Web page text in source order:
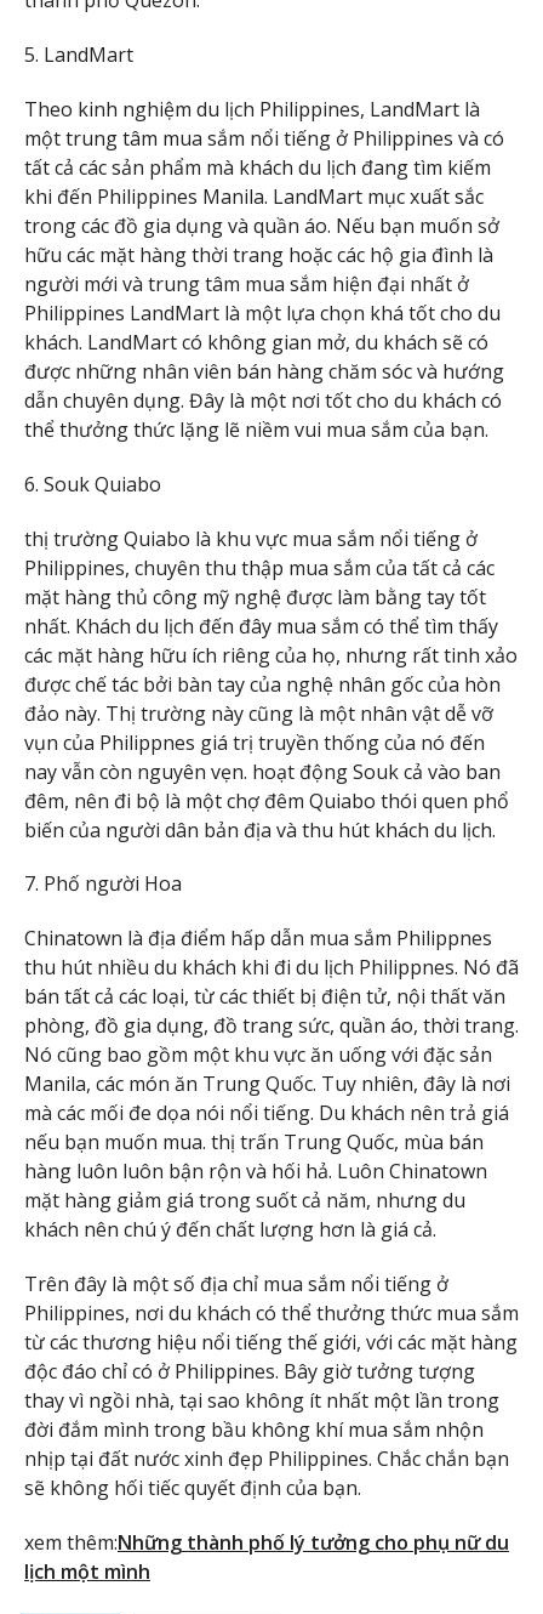
5. LandMart
Theo kinh nghiệm du lịch Philippines, LandMart là
một trung tâm mua sắm nổi tiếng ở Philippines và có
tất cả các sản phẩm mà khách du lịch đang tìm kiếm
khi đến Philippines Manila. LandMart mục xuất sắc
trong các đồ gia dụng và quần áo. Nếu bạn muốn sở
hữu các mặt hàng thời trang hoặc các hộ gia đình là
người mới và trung tâm mua sắm hiện đại nhất ở
Philippines LandMart là một lựa chọn khá tốt cho du
khách. LandMart có không gian mở, du khách sẽ có
được những nhân viên bán hàng chăm sóc và hướng
dẫn chuyên dụng. Đây là một nơi tốt cho du khách có
thể thưởng thức lặng lẽ niềm vui mua sắm của bạn.
6. Souk Quiabo
thị trường Quiabo là khu vực mua sắm nổi tiếng ở
Philippines, chuyên thu thập mua sắm của tất cả các
mặt hàng thủ công mỹ nghệ được làm bằng tay tốt
nhất. Khách du lịch đến đây mua sắm có thể tìm thấy
các mặt hàng hữu ích riêng của họ, nhưng rất tinh xảo
được chế tác bởi bàn tay của nghệ nhân gốc của hòn
đảo này. Thị trường này cũng là một nhân vật dễ vỡ
vụn của Philippnes giá trị truyền thống của nó đến
nay vẫn còn nguyên vẹn. hoạt động Souk cả vào ban
đêm, nên đi bộ là một chợ đêm Quiabo thói quen phổ
biến của người dân bản địa và thu hút khách du lịch.
7. Phố người Hoa
Chinatown là địa điểm hấp dẫn mua sắm Philippnes
thu hút nhiều du khách khi đi du lịch Philippnes. Nó đã
bán tất cả các loại, từ các thiết bị điện tử, nội thất văn
phòng, đồ gia dụng, đồ trang sức, quần áo, thời trang.
Nó cũng bao gồm một khu vực ăn uống với đặc sản
Manila, các món ăn Trung Quốc. Tuy nhiên, đây là nơi
mà các mối đe dọa nói nổi tiếng. Du khách nên trả giá
nếu bạn muốn mua. thị trấn Trung Quốc, mùa bán
hàng luôn luôn bận rộn và hối hả. Luôn Chinatown
mặt hàng giảm giá trong suốt cả năm, nhưng du
khách nên chú ý đến chất lượng hơn là giá cả.
Trên đây là một số địa chỉ mua sắm nổi tiếng ở
Philippines, nơi du khách có thể thưởng thức mua sắm
từ các thương hiệu nổi tiếng thế giới, với các mặt hàng
độc đáo chỉ có ở Philippines. Bây giờ tưởng tượng
thay vì ngồi nhà, tại sao không ít nhất một lần trong
đời đắm mình trong bầu không khí mua sắm nhộn
nhịp tại đất nước xinh đẹp Philippines. Chắc chắn bạn
sẽ không hối tiếc quyết định của bạn.
xem thêm:Những thành phố lý tưởng cho phụ nữ du
lịch một mình